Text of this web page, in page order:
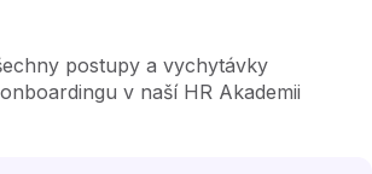
postupy a vychytávky
v naší HR Akademii